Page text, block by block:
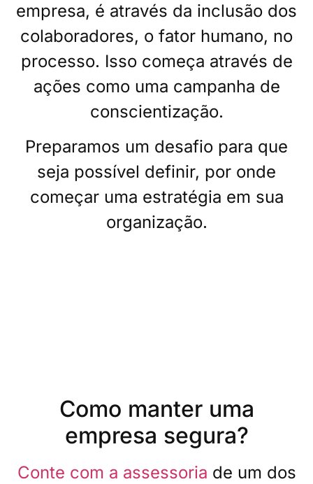
empresa, é através da inclusão dos
colaboradores, o fator humano, no
processo. Isso começa através de
ações como uma campanha de
conscientização.
Preparamos um desafio para que
seja possível definir, por onde
começar uma estratégia em sua
organização.
Como manter uma
empresa segura?
Conte com a assessoria de um dos